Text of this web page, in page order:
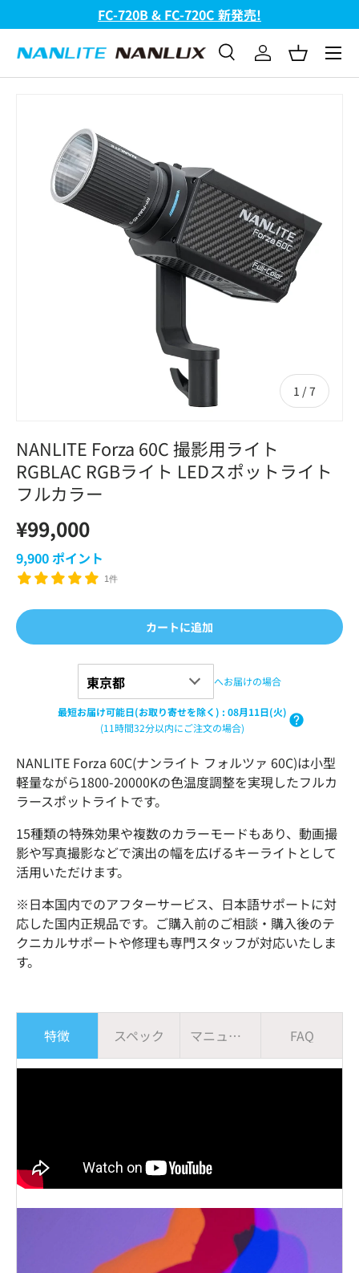
コンテンツへスキップ
FC-720B & FC-720C 新発売!
検索
検索 ログインバスケッ
メニ
1 / の
7
NANLITE Forza 60C 撮影用ライト
RGBLAC RGBライト LEDスポットライト
フルカラー
¥99,000
9,900ポイント
1件
カートに追加
へお届けの場合
最短お届け可能日(お取り寄せを除く) : 08月11日(火)
(11時間32分以内にご注文の場合)
NANLITE Forza 60C(ナンライト フォルツァ 60C)は小型
軽量ながら1800-20000Kの色温度調整を実現したフルカ
ラースポットライトです。
15種類の特殊効果や複数のカラーモードもあり、動画撮
影や写真撮影などで演出の幅を広げるキーライトとして
活用いただけます。
※日本国内でのアフターサービス、日本語サポートに対
応した国内正規品です。ご購入前のご相談・購入後のテ
クニカルサポートや修理も専門スタッフが対応いたしま
す。
特徴 スペック マニュアル FAQ